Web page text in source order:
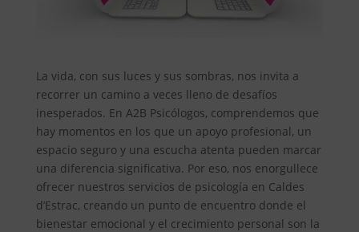
La vida, con sus luces y sus sombras, nos invita a
recorrer un camino a veces lleno de desafíos
inesperados. En A2B Psicólogos, comprendemos que
hay momentos en los que un apoyo profesional, un
espacio seguro y una escucha atenta pueden marcar
una diferencia significativa. Por eso, nos enorgullece
ofrecer nuestros servicios de psicología en Caldes
d’Estrac, creando un punto de encuentro donde el
bienestar emocional y el crecimiento personal son la